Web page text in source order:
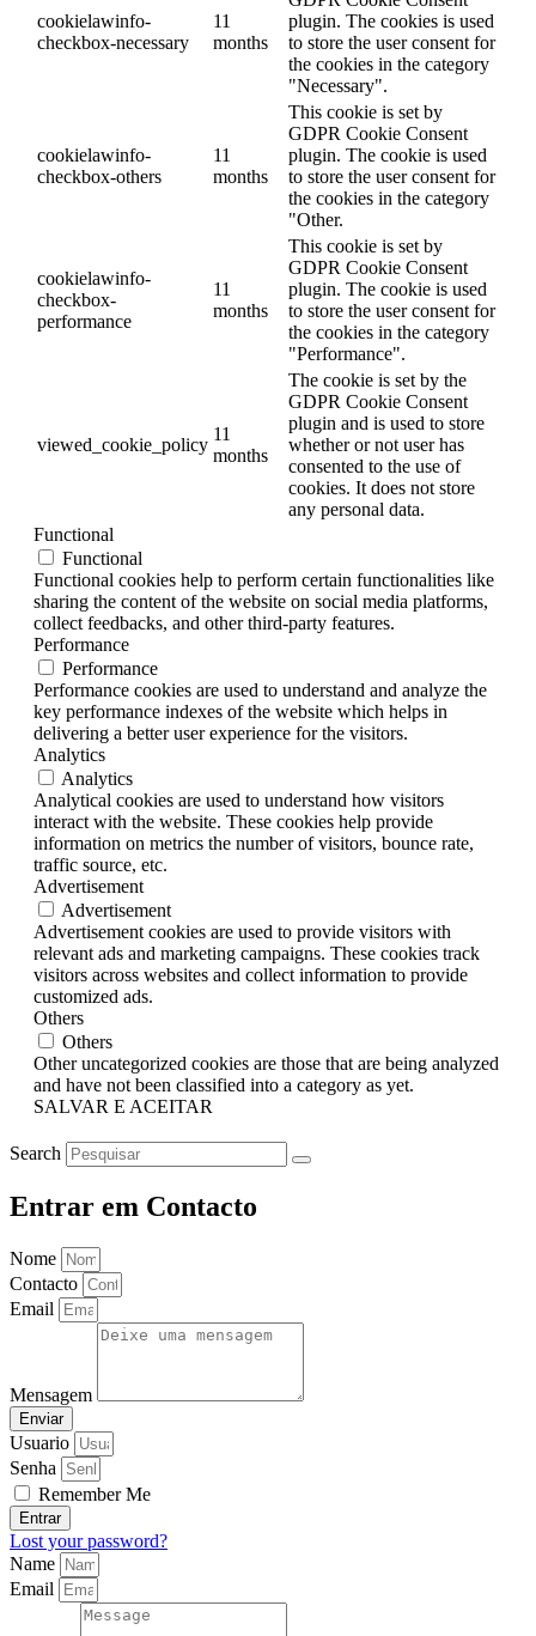
cookielawinfo-
checkbox-necessary
11
months
plugin. The cookies is used
to store the user consent for
the cookies in the category
"Necessary".
cookielawinfo-
checkbox-others
11
months
This cookie is set by
GDPR Cookie Consent
plugin. The cookie is used
to store the user consent for
the cookies in the category
"Other.
cookielawinfo-
checkbox-
performance
11
months
This cookie is set by
GDPR Cookie Consent
plugin. The cookie is used
to store the user consent for
the cookies in the category
"Performance".
viewed_cookie_policy
11
months
The cookie is set by the
GDPR Cookie Consent
plugin and is used to store
whether or not user has
consented to the use of
cookies. It does not store
any personal data.
Functional
Functional
Functional cookies help to perform certain functionalities like
sharing the content of the website on social media platforms,
collect feedbacks, and other third-party features.
Performance
Performance
Performance cookies are used to understand and analyze the
key performance indexes of the website which helps in
delivering a better user experience for the visitors.
Analytics
Analytics
Analytical cookies are used to understand how visitors
interact with the website. These cookies help provide
information on metrics the number of visitors, bounce rate,
traffic source, etc.
Advertisement
Advertisement
Advertisement cookies are used to provide visitors with
relevant ads and marketing campaigns. These cookies track
visitors across websites and collect information to provide
customized ads.
Others
Others
Other uncategorized cookies are those that are being analyzed
and have not been classified into a category as yet.
SALVAR E ACEITAR
Search
Entrar em Contacto
Nome
Contacto
Email
Mensagem
Enviar
Usuario
Senha
Remember Me
Entrar
Lost your password?
Name
Email